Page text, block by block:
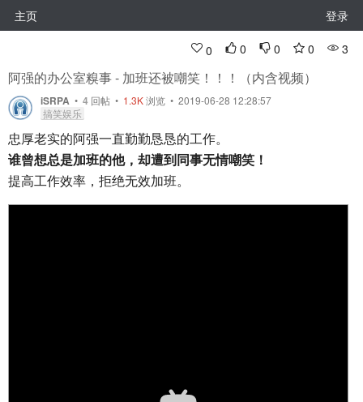
主页 登录
0 0 0 0 3
阿强的办公室糗事 - 加班还被嘲笑！！！（内含视频）
iSRPA • 4 回帖 • 1.3K浏览 • 2019-06-28 12:28:57
搞笑娱乐
忠厚老实的阿强一直勤勤恳恳的工作。
谁曾想总是加班的他，却遭到同事无情嘲笑！
提高工作效率，拒绝无效加班。